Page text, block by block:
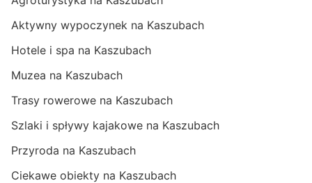
Aktywny wypoczynek na Kaszubach
Hotele i spa na Kaszubach
Muzea na Kaszubach
Trasy rowerowe na Kaszubach
Szlaki i spływy kajakowe na Kaszubach
Przyroda na Kaszubach
Ciekawe obiekty na Kaszubach